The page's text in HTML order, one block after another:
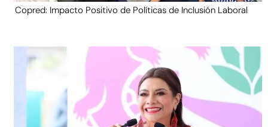
Copred: Impacto Positivo de Políticas de Inclusión Laboral